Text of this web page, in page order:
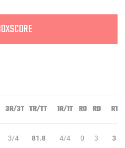
3R/3T TR/TT 1R/1T RO RD RT
3/4 81.8 4/4 0 3 3